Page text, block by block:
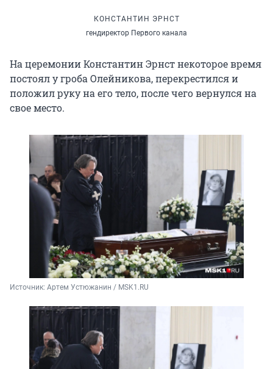
КОНСТАНТИН ЭРНСТ
гендиректор Первого канала
На церемонии Константин Эрнст некоторое время
постоял у гроба Олейникова, перекрестился и
положил руку на его тело, после чего вернулся на
свое место.
Источник: Артем Устюжанин / MSK1.RU